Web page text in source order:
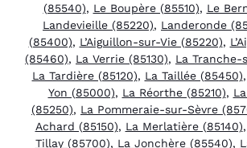
(85540), Le Boupère (85510), Le
Landevieille (85220), Landeronde
(85400), L’Aiguillon-sur-Vie (85220),
(85460), La Verrie (85130), La Tranche-
La Tardière (85120), La Taillée (85450),
Yon (85000), La Réorthe (85210),
(85250), La Pommeraie-sur-Sèvre
Achard (85150), La Merlatière (85140),
Tillay (85700), La Jonchère (85540),